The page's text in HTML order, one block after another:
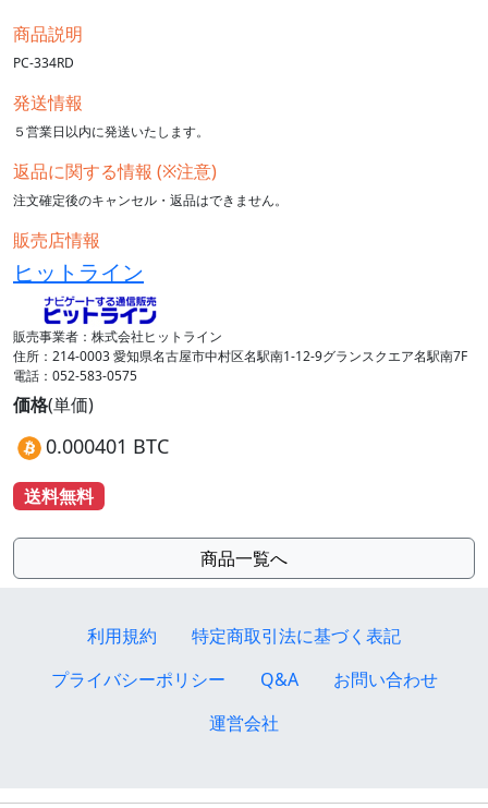
商品説明
PC-334RD
発送情報
５営業日以内に発送いたします。
返品に関する情報 (※注意)
注文確定後のキャンセル・返品はできません。
販売店情報
ヒットライン
販売事業者：株式会社ヒットライン
住所：214-0003 愛知県名古屋市中村区名駅南1-12-9グランスクエア名駅南7F
電話：052-583-0575
価格(単価)
0.000401 BTC
送料無料
商品一覧へ
利用規約
特定商取引法に基づく表記
プライバシーポリシー
Q&A
お問い合わせ
運営会社